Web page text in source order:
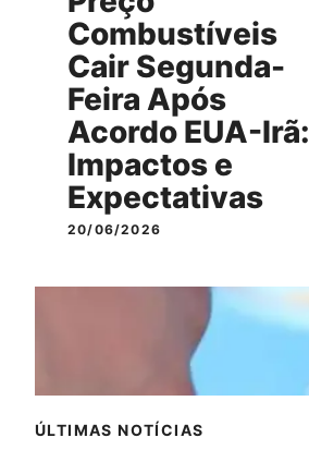
Combustíveis
Cair Segunda-
Feira Após
Acordo EUA-Irã:
Impactos e
Expectativas
20/06/2026
ÚLTIMAS NOTÍCIAS